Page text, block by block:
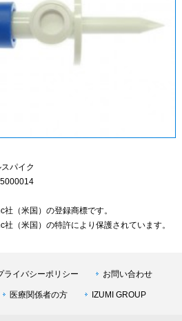
パイク
（米国）の登録商標です。
（米国）の特許により保護されています。
ライバシーポリシー お問い合わせ
医療関係者の方 IZUMI GROUP